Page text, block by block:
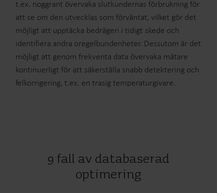
t.ex. noggrant övervaka slutkundernas förbrukning för
att se om den utvecklas som förväntat, vilket gör det
möjligt att upptäcka bedrägeri i tidigt skede och
identifiera andra oregelbundenheter. Dessutom är det
möjligt att genom frekventa data övervaka mätare
kontinuerligt för att säkerställa snabb detektering och
felkorrigering, t.ex. en trasig temperaturgivare.
9 fall av databaserad
optimering